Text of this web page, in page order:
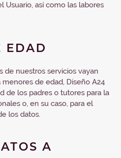
Usuario, así como las labores
EDAD
de nuestros servicios vayan
de edad, Diseño A24
de los padres o tutores para la
o, en su caso, para el
los datos.
A